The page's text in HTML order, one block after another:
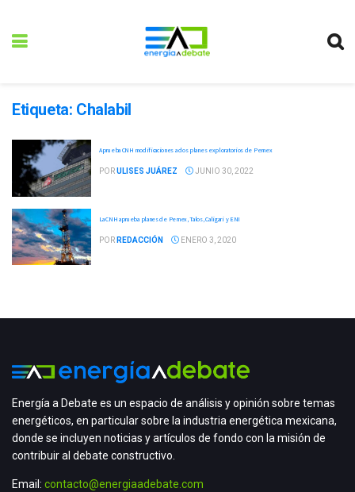
Etiqueta: Chalabil
Aprueba CNH modificaciones a dos planes exploratorios de Pemex
PORULISES JUÁREZ JUNIO 30, 2022
La CNH aprueba planes de Pemex, Talos, Caligari y ENI
POR REDACCIÓN ENERO 3, 2020
Energía a Debate es un espacio de análisis y opinión sobre temas
energéticos, en particular sobre la industria energética mexicana,
donde se incluyen noticias y artículos de fondo con la misión de
contribuir al debate constructivo.
Email: contacto@energiaadebate.com